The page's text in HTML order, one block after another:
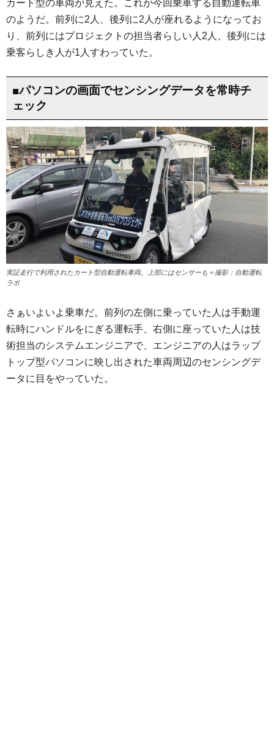
カート型の車両が見えた。これが今回乗車する自動運転車
のようだ。前列に2人、後列に2人が座れるようになってお
り、前列にはプロジェクトの担当者らしい人2人、後列には
乗客らしき人が1人すわっていた。
■パソコンの画面でセンシングデータを常時チ
ェック
実証走行で利用されたカート型自動運転車両。上部にはセンサーも＝撮影：自動運転
ラボ
さぁいよいよ乗車だ。前列の左側に乗っていた人は手動運
転時にハンドルをにぎる運転手、右側に座っていた人は技
術担当のシステムエンジニアで、エンジニアの人はラップ
トップ型パソコンに映し出された車両周辺のセンシングデ
ータに目をやっていた。